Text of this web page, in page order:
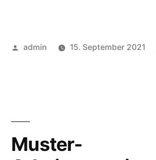
admin 15. September 2021
Muster-